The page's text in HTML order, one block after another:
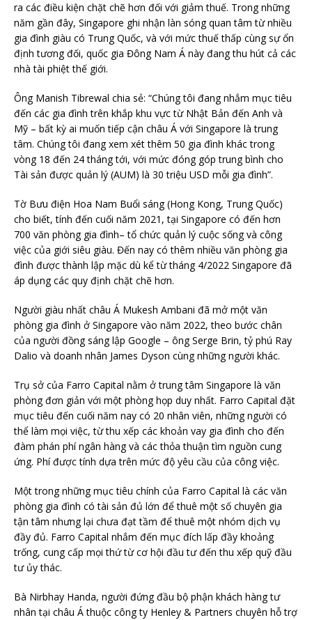
ra các điều kiện chặt chẽ hơn đối với giảm thuế. Trong những
năm gần đây, Singapore ghi nhận làn sóng quan tâm từ nhiều
gia đình giàu có Trung Quốc, và với mức thuế thấp cùng sự ổn
định tương đối, quốc gia Đông Nam Á này đang thu hút cả các
nhà tài phiệt thế giới.
Ông Manish Tibrewal chia sẻ: “Chúng tôi đang nhắm mục tiêu
đến các gia đình trên khắp khu vực từ Nhật Bản đến Anh và
Mỹ – bất kỳ ai muốn tiếp cận châu Á với Singapore là trung
tâm. Chúng tôi đang xem xét thêm 50 gia đình khác trong
vòng 18 đến 24 tháng tới, với mức đóng góp trung bình cho
Tài sản được quản lý (AUM) là 30 triệu USD mỗi gia đình”.
Tờ Bưu điện Hoa Nam Buổi sáng (Hong Kong, Trung Quốc)
cho biết, tính đến cuối năm 2021, tại Singapore có đến hơn
700 văn phòng gia đình– tổ chức quản lý cuộc sống và công
việc của giới siêu giàu. Đến nay có thêm nhiều văn phòng gia
đình được thành lập mặc dù kể từ tháng 4/2022 Singapore đã
áp dụng các quy định chặt chẽ hơn.
Người giàu nhất châu Á Mukesh Ambani đã mở một văn
phòng gia đình ở Singapore vào năm 2022, theo bước chân
của người đồng sáng lập Google – ông Serge Brin, tỷ phú Ray
Dalio và doanh nhân James Dyson cùng những người khác.
Trụ sở của Farro Capital nằm ở trung tâm Singapore là văn
phòng đơn giản với một phòng họp duy nhất. Farro Capital đặt
mục tiêu đến cuối năm nay có 20 nhân viên, những người có
thể làm mọi việc, từ thu xếp các khoản vay gia đình cho đến
đàm phán phí ngân hàng và các thỏa thuận tìm nguồn cung
ứng. Phí được tính dựa trên mức độ yêu cầu của công việc.
Một trong những mục tiêu chính của Farro Capital là các văn
phòng gia đình có tài sản đủ lớn để thuê một số chuyên gia
tận tâm nhưng lại chưa đạt tầm để thuê một nhóm dịch vụ
đầy đủ. Farro Capital nhắm đến mục đích lấp đầy khoảng
trống, cung cấp mọi thứ từ cơ hội đầu tư đến thu xếp quỹ đầu
tư ủy thác.
Bà Nirbhay Handa, người đứng đầu bộ phận khách hàng tư
nhân tại châu Á thuộc công ty Henley & Partners chuyên hỗ trợ